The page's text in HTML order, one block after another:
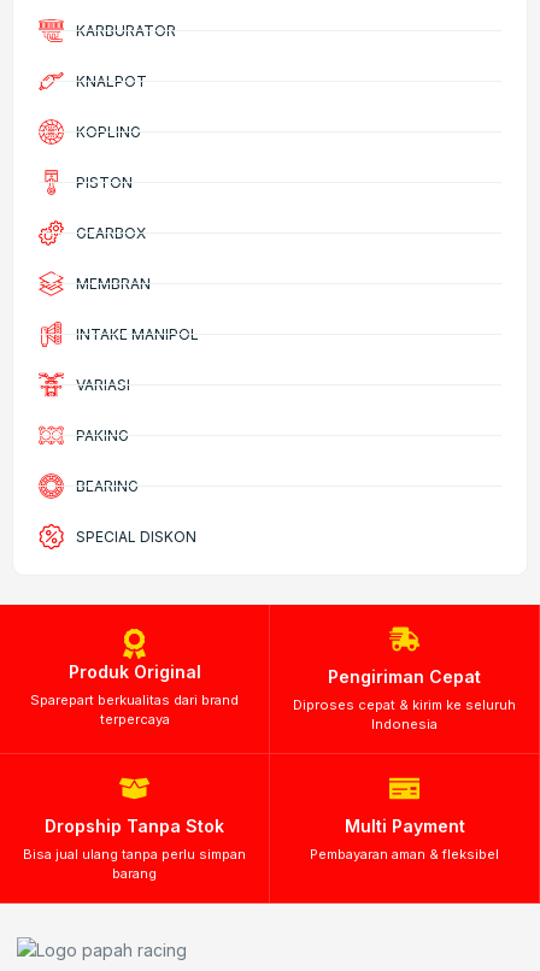
KARBURATOR
KNALPOT
KOPLING
PISTON
GEARBOX
MEMBRAN
INTAKE MANIPOL
VARIASI
PAKING
BEARING
SPECIAL DISKON
Produk Original
Sparepart berkualitas dari brand
terpercaya
Pengiriman Cepat
Diproses cepat & kirim ke seluruh
Indonesia
Dropship Tanpa Stok
Bisa jual ulang tanpa perlu simpan
barang
Multi Payment
Pembayaran aman & fleksibel